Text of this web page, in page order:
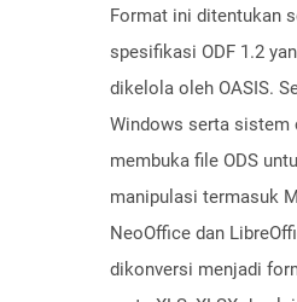
Format ini ditentukan
spesifikasi ODF 1.2
dikelola oleh OASIS.
Windows serta sistem
membuka file ODS
manipulasi termasuk
NeoOffice dan
dikonversi menjadi